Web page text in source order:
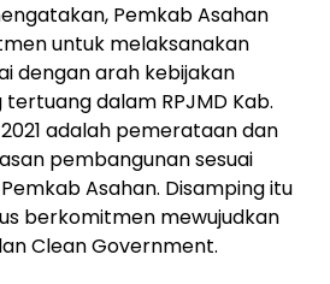
Pemkab Asahan
untuk melaksanakan
dengan arah kebijakan
dalam RPJMD Kab.
adalah pemerataan dan
pembangunan sesuai
Asahan. Disamping itu
berkomitmen mewujudkan
Clean Government.